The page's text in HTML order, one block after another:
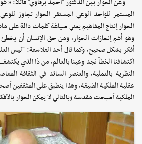
وعن الحوار بين الدكتور "أحمد برقاوي" قائلاً:
المستمر للواحد الوعي المستقر الحوار تجاوز
الحوار إنتاج المفاهيم يعني صياغة كلمات دالة على
وهو أهم إنجازات الحوار، ومن حق الإنسان أن
أفكر بشكل صحيح، وكما قال أحد الفلاسفة: "ليس
اكتشافنا الخطأ نجد وعينا بالعالم، من ذا الذي
النظرية بالعملية، والعنصر السائد في الثقافة
عقلية الملكية الضيقة، وهذا ينطبق على المثقفين
الملكية أصبحت مقدسة وبالتالي لا يمكن الحوار